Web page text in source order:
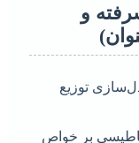
و
توزیع
بر خواص